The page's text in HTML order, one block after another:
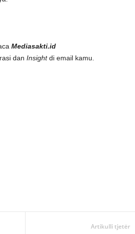
Mediasakti.id
dan Insightdi email kamu.
Artikulli tjetër